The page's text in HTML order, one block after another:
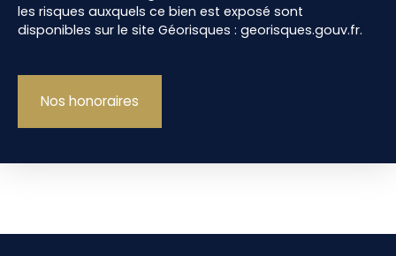
les risques auxquels ce bien est exposé sont
disponibles sur le site Géorisques : georisques.gouv.fr.
Nos honoraires